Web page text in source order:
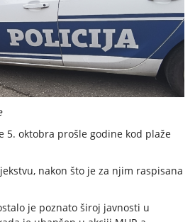
5. oktobra prošle godine kod plaže
nakon što je za njim raspisana
je poznato široj javnosti u